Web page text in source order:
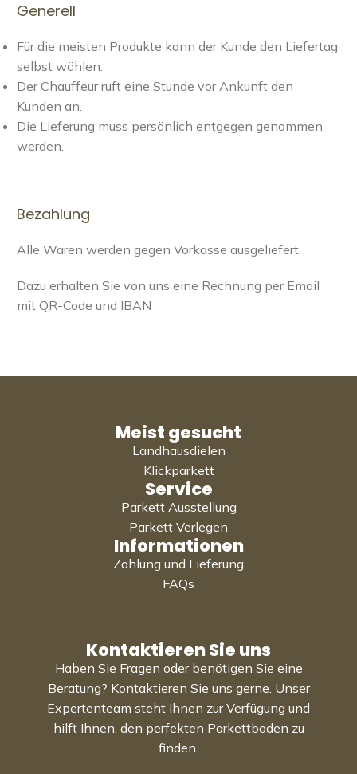
Generell
Für die meisten Produkte kann der Kunde den Liefertag
selbst wählen.
Der Chauffeur ruft eine Stunde vor Ankunft den
Kunden an.
Die Lieferung muss persönlich entgegen genommen
werden.
Bezahlung
Alle Waren werden gegen Vorkasse ausgeliefert.
Dazu erhalten Sie von uns eine Rechnung per Email
mit QR-Code und IBAN
Meist gesucht
Landhausdielen
Klickparkett
Service
Parkett Ausstellung
Parkett Verlegen
Informationen
Zahlung und Lieferung
FAQs
Kontaktieren Sie uns
Haben Sie Fragen oder benötigen Sie eine
Beratung? Kontaktieren Sie uns gerne. Unser
Expertenteam steht Ihnen zur Verfügung und
hilft Ihnen, den perfekten Parkettboden zu
finden.